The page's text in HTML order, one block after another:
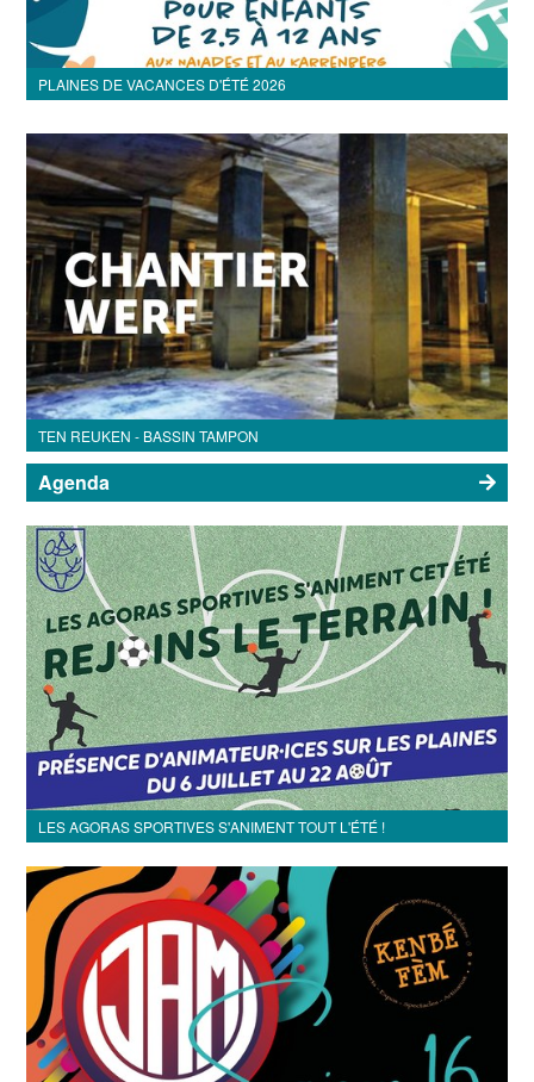
PLAINES DE VACANCES D'ÉTÉ 2026
TEN REUKEN - BASSIN TAMPON
Agenda
LES AGORAS SPORTIVES S'ANIMENT TOUT L'ÉTÉ !